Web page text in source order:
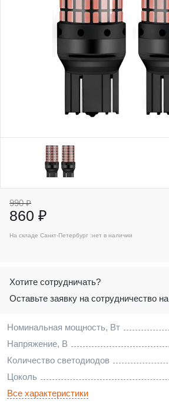
Номинальная мощность, Вт
Напряжение, В
Количество светодиодов
Цоколь
Все характеристики
990 ₽
860 ₽
На складе Санкт-Петербург :нет в наличии
Хотите сотрудничать?
Оставьте заявку на сотрудничество на